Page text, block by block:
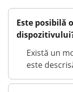
Este posibilă
Există un
este